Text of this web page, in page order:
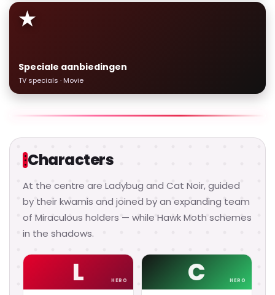
★
Speciale aanbiedingen
TV specials · Movie
Characters
At the centre are Ladybug and Cat Noir, guided
by their kwamis and joined by an expanding team
of Miraculous holders — while Hawk Moth schemes
in the shadows.
L HERO C HERO